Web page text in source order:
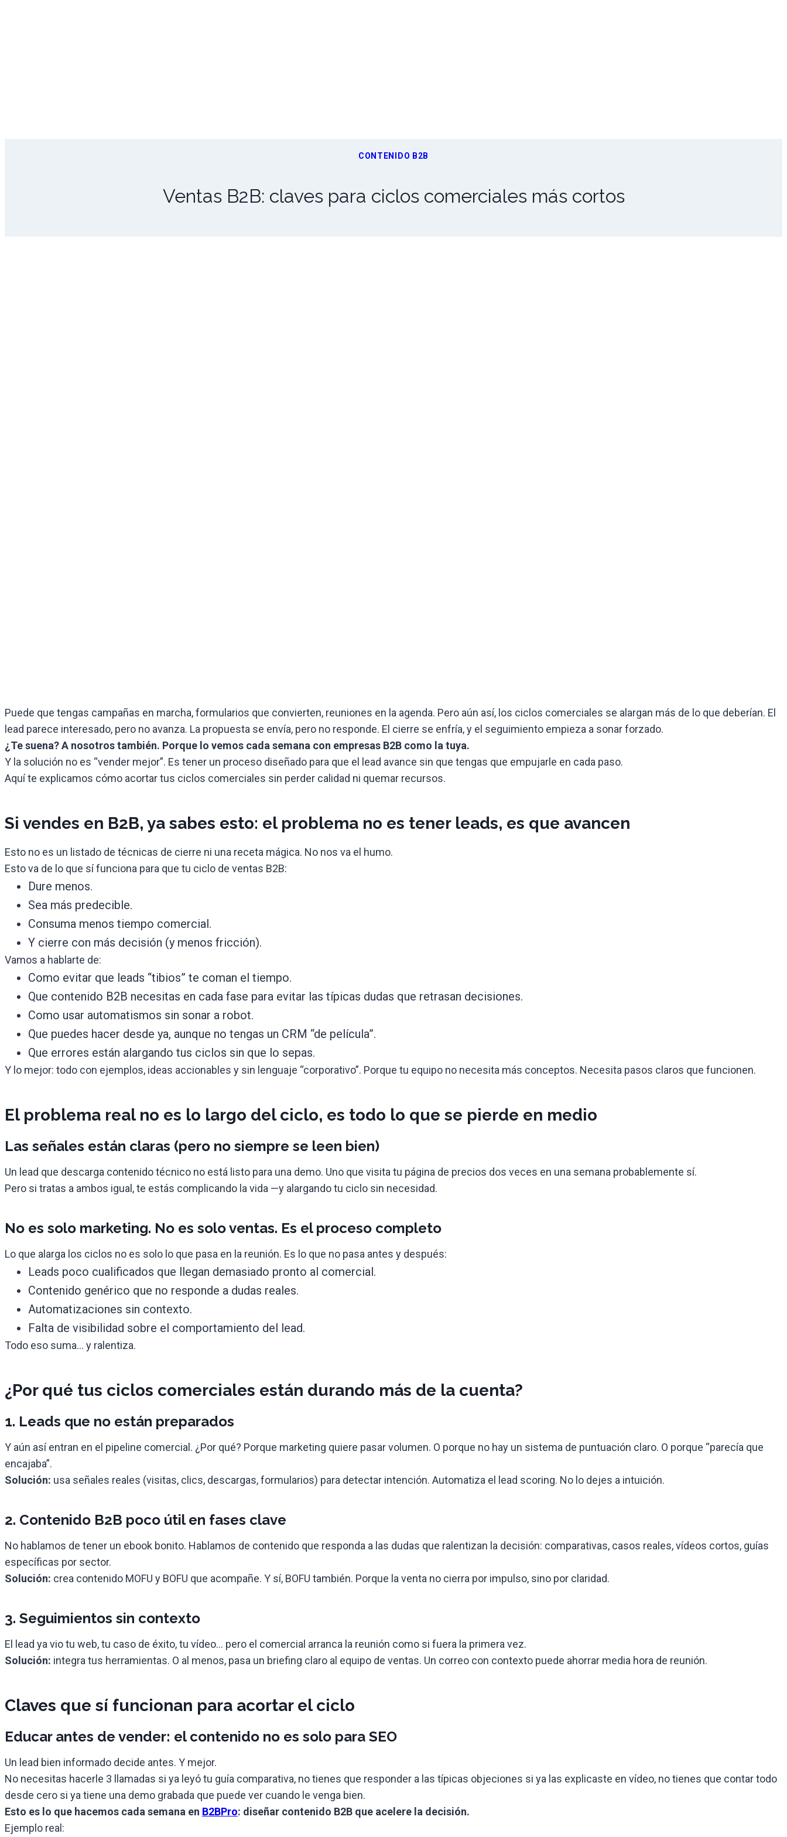
CONTENIDO B2B
Ventas B2B: claves para ciclos comerciales más cortos
Puede que tengas campañas en marcha, formularios que convierten, reuniones en la agenda. Pero aún así, los ciclos comerciales se alargan más de lo que deberían. El
lead parece interesado, pero no avanza. La propuesta se envía, pero no responde. El cierre se enfría, y el seguimiento empieza a sonar forzado.
¿Te suena? A nosotros también. Porque lo vemos cada semana con empresas B2B como la tuya.
Y la solución no es “vender mejor”. Es tener un proceso diseñado para que el lead avance sin que tengas que empujarle en cada paso.
Aquí te explicamos cómo acortar tus ciclos comerciales sin perder calidad ni quemar recursos.
Si vendes en B2B, ya sabes esto: el problema no es tener leads, es que avancen
Esto no es un listado de técnicas de cierre ni una receta mágica. No nos va el humo.
Esto va de lo que sí funciona para que tu ciclo de ventas B2B:
Dure menos.
Sea más predecible.
Consuma menos tiempo comercial.
Y cierre con más decisión (y menos fricción).
Vamos a hablarte de:
Como evitar que leads “tibios” te coman el tiempo.
Que contenido B2B necesitas en cada fase para evitar las típicas dudas que retrasan decisiones.
Como usar automatismos sin sonar a robot.
Que puedes hacer desde ya, aunque no tengas un CRM “de película”.
Que errores están alargando tus ciclos sin que lo sepas.
Y lo mejor: todo con ejemplos, ideas accionables y sin lenguaje “corporativo”. Porque tu equipo no necesita más conceptos. Necesita pasos claros que funcionen.
El problema real no es lo largo del ciclo, es todo lo que se pierde en medio
Las señales están claras (pero no siempre se leen bien)
Un lead que descarga contenido técnico no está listo para una demo. Uno que visita tu página de precios dos veces en una semana probablemente sí.
Pero si tratas a ambos igual, te estás complicando la vida —y alargando tu ciclo sin necesidad.
No es solo marketing. No es solo ventas. Es el proceso completo
Lo que alarga los ciclos no es solo lo que pasa en la reunión. Es lo que no pasa antes y después:
Leads poco cualificados que llegan demasiado pronto al comercial.
Contenido genérico que no responde a dudas reales.
Automatizaciones sin contexto.
Falta de visibilidad sobre el comportamiento del lead.
Todo eso suma… y ralentiza.
¿Por qué tus ciclos comerciales están durando más de la cuenta?
1. Leads que no están preparados
Y aún así entran en el pipeline comercial. ¿Por qué? Porque marketing quiere pasar volumen. O porque no hay un sistema de puntuación claro. O porque “parecía que
encajaba”.
Solución: usa señales reales (visitas, clics, descargas, formularios) para detectar intención. Automatiza el lead scoring. No lo dejes a intuición.
2. Contenido B2B poco útil en fases clave
No hablamos de tener un ebook bonito. Hablamos de contenido que responda a las dudas que ralentizan la decisión: comparativas, casos reales, vídeos cortos, guías
específicas por sector.
Solución: crea contenido MOFU y BOFU que acompañe. Y sí, BOFU también. Porque la venta no cierra por impulso, sino por claridad.
3. Seguimientos sin contexto
El lead ya vio tu web, tu caso de éxito, tu vídeo… pero el comercial arranca la reunión como si fuera la primera vez.
Solución: integra tus herramientas. O al menos, pasa un briefing claro al equipo de ventas. Un correo con contexto puede ahorrar media hora de reunión.
Claves que sí funcionan para acortar el ciclo
Educar antes de vender: el contenido no es solo para SEO
Un lead bien informado decide antes. Y mejor.
No necesitas hacerle 3 llamadas si ya leyó tu guía comparativa, no tienes que responder a las típicas objeciones si ya las explicaste en vídeo, no tienes que contar todo
desde cero si ya tiene una demo grabada que puede ver cuando le venga bien.
Esto es lo que hacemos cada semana en B2BPro: diseñar contenido B2B que acelere la decisión.
Ejemplo real: